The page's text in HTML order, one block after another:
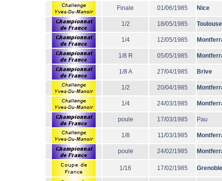
Finale 01/06/1985 Nice
1/2 18/05/1985 Toulouse
1/4 12/05/1985
1/8 R 05/05/1985
1/8 A 27/04/1985 Brive
1/2 20/04/1985
1/4 24/03/1985
poule 17/03/1985 Pau
1/8 11/03/1985
poule 24/02/1985
1/16 17/02/1985 Grenoble